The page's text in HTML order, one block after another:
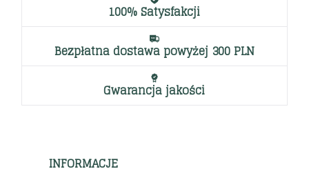
100% Satysfakcji
Bezpłatna dostawa powyżej 300 PLN
Gwarancja jakości
INFORMACJE